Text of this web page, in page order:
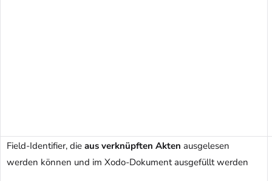
Field-Identifier, die aus verknüpften Akten ausgelesen
werden können und im Xodo-Dokument ausgefüllt werden